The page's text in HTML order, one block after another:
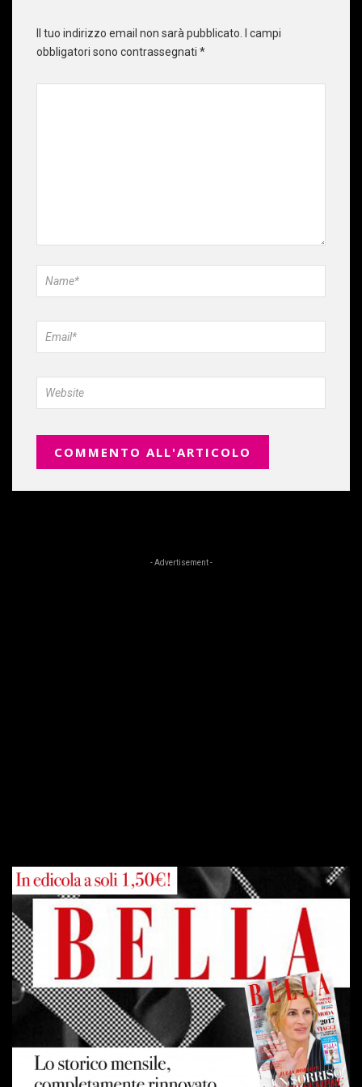
Il tuo indirizzo email non sarà pubblicato. I campi
obbligatori sono contrassegnati *
- Advertisement -